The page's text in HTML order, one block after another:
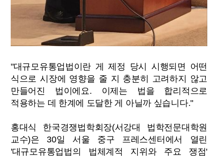
"대규모유통업법이란 게 제정 당시 시행되면 어떤
식으로 시장에 영향을 줄 지 충분히 고려하지 않고
만들어진 법이에요. 이제는 법을 합리적으로
적용하는 데 한계에 도달한 게 아닐까 싶습니다."
홍대식 한국경쟁법학회장(서강대 법학전문대학원
교수)은 30일 서울 중구 프레스센터에서 열린
'대규모유통업법의 법체계적 지위와 주요 쟁점'